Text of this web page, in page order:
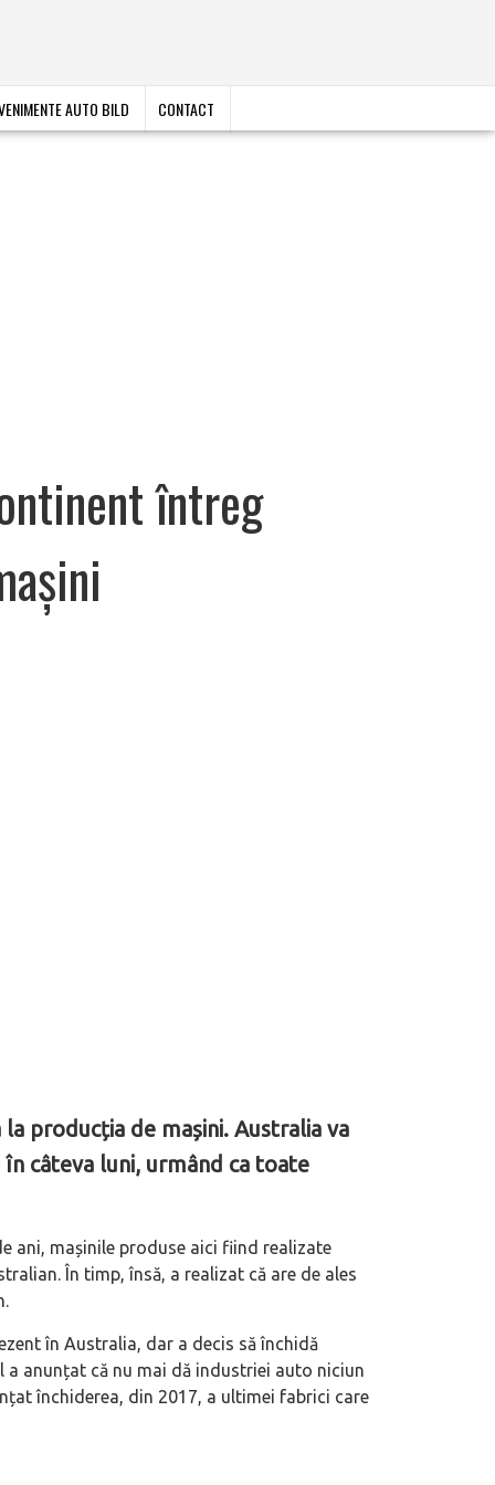
AUTO BILD CONTACT
întreg
producția de mașini. Australia va
câteva luni, urmând ca toate
ani, mașinile produse aici fiind realizate
În timp, însă, a realizat că are de ales
în Australia, dar a decis să închidă
a anunțat că nu mai dă industriei auto niciun
închiderea, din 2017, a ultimei fabrici care